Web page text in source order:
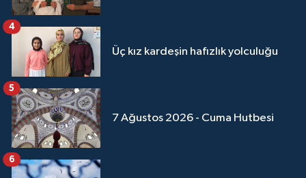
Üç kız kardeşin hafızlık yolculuğu
4
7 Ağustos 2026 - Cuma Hutbesi
5
6